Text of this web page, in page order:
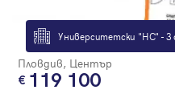
Университетски "НС" - 3
Пловдив, Център
119 100